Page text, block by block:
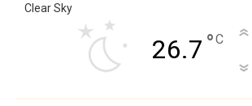
Clear Sky
26.7 °C